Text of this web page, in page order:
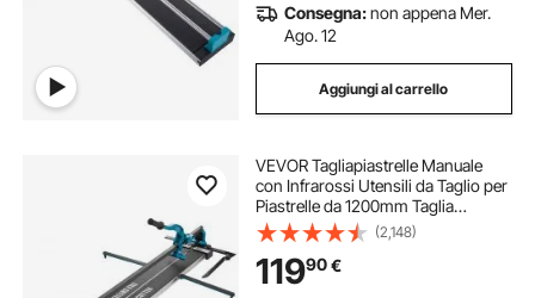
Consegna:non appena Mer.
Ago. 12
Aggiungi al carrello
VEVOR Tagliapiastrelle Manuale
con Infrarossi Utensili da Taglio per
Piastrelle da 1200mm Taglia
Mattonelle a Mano Gres Ceramica
Porcellanata Spessore di Taglio 4-
15mm Larghezza di Taglio Minima
25mm
(2,148)
11990€